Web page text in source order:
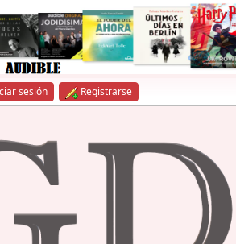
sesión Registrarse